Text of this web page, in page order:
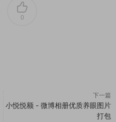
0
下一篇
小悦悦额 - 微博相册优质养眼图片
打包